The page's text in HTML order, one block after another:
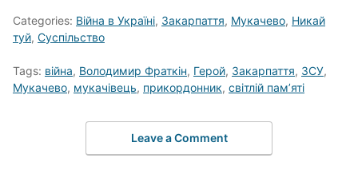
Categories: Війна в Україні, Закарпаття, Мукачево, Никай
туй, Суспільство
Tags: війна, Володимир Фраткін, Герой, Закарпаття, ЗСУ,
Мукачево, мукачівець, прикордонник, світлій пам’яті
Leave a Comment